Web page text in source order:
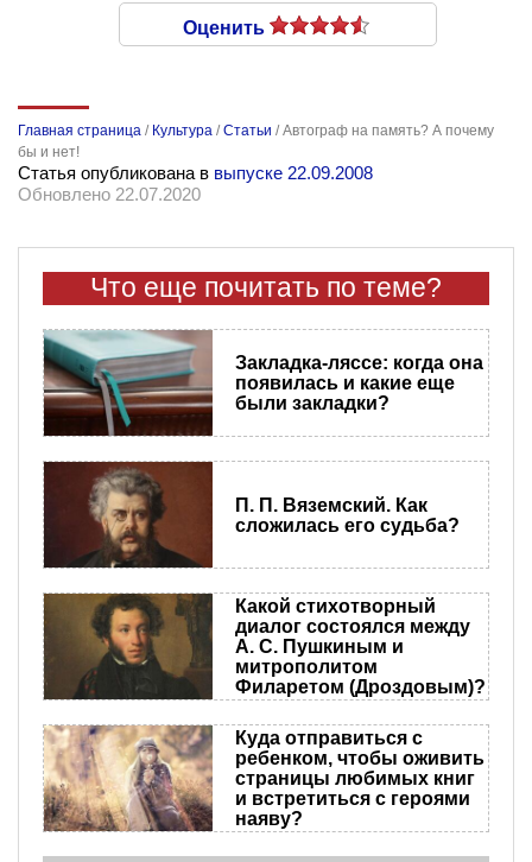
Оценить
Главная страница / Культура /Статьи /Автограф на память? А почему
бы и нет!
Статья опубликована в выпуске 22.09.2008
Обновлено 22.07.2020
Что еще почитать по теме?
Закладка-ляссе: когда она
появилась и какие еще
были закладки?
П. П. Вяземский. Как
сложилась его судьба?
Какой стихотворный
диалог состоялся между
А. С. Пушкиным и
митрополитом
Филаретом (Дроздовым)?
Куда отправиться с
ребенком, чтобы оживить
страницы любимых книг
и встретиться с героями
наяву?